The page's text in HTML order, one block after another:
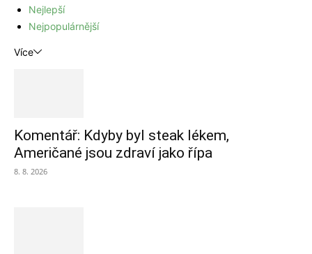
Nejlepší
Nejpopulárnější
Více
Komentář: Kdyby byl steak lékem,
Američané jsou zdraví jako řípa
8. 8. 2026